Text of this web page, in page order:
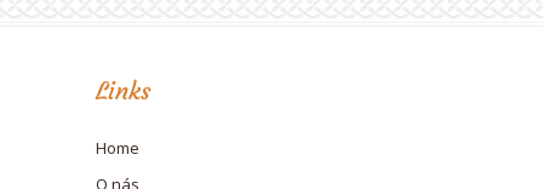
Links
Home
O nás